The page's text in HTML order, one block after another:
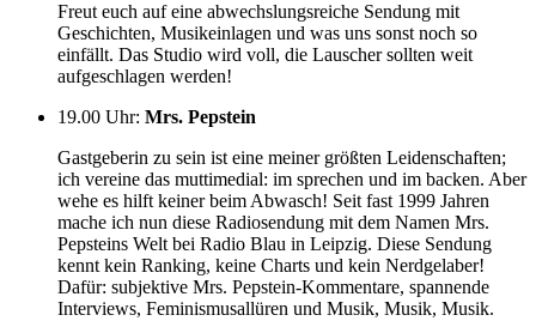
Freut euch auf eine abwechslungsreiche Sendung mit
Geschichten, Musikeinlagen und was uns sonst noch so
einfällt. Das Studio wird voll, die Lauscher sollten weit
aufgeschlagen werden!
19.00 Uhr: Mrs. Pepstein
Gastgeberin zu sein ist eine meiner größten Leidenschaften;
ich vereine das muttimedial: im sprechen und im backen. Aber
wehe es hilft keiner beim Abwasch! Seit fast 1999 Jahren
mache ich nun diese Radiosendung mit dem Namen Mrs.
Pepsteins Welt bei Radio Blau in Leipzig. Diese Sendung
kennt kein Ranking, keine Charts und kein Nerdgelaber!
Dafür: subjektive Mrs. Pepstein-Kommentare, spannende
Interviews, Feminismusallüren und Musik, Musik, Musik.